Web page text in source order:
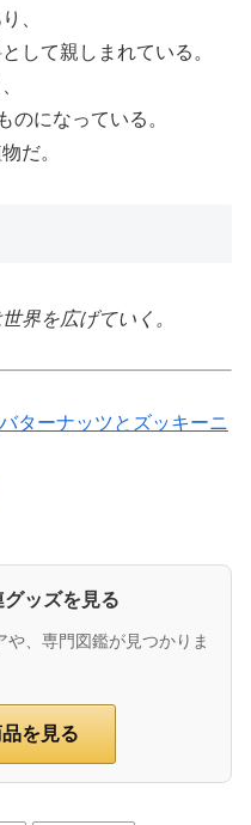
、
して親しまれている。
のになっている。
だ。
界を広げていく。
ターナッツとズッキーニ
ッズを見る
、専門図鑑が見つかりま
を見る